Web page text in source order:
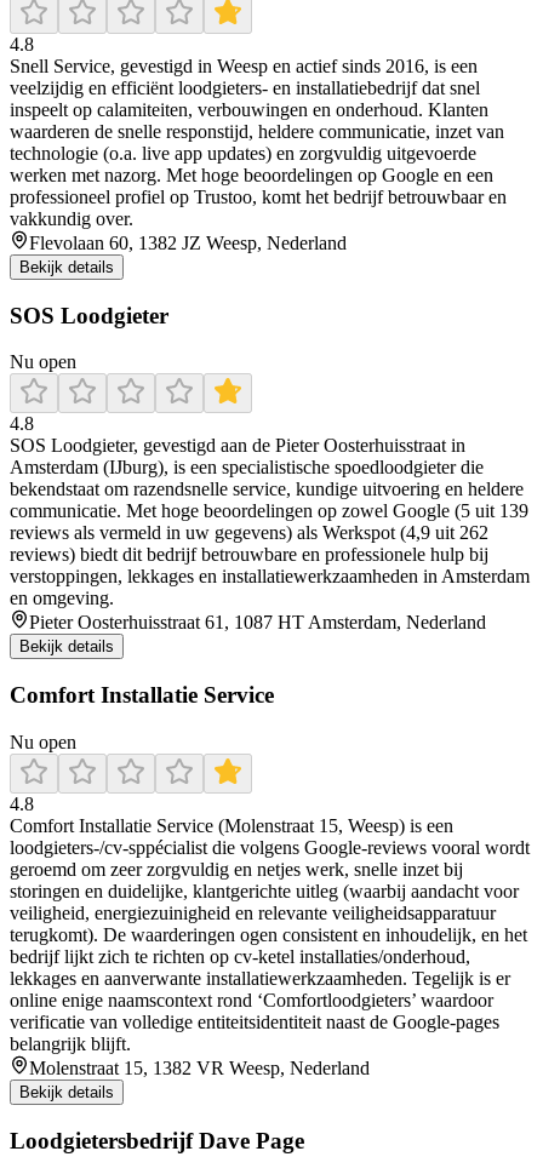
4.8
Snell Service, gevestigd in Weesp en actief sinds 2016, is een
veelzijdig en efficiënt loodgieters- en installatiebedrijf dat snel
inspeelt op calamiteiten, verbouwingen en onderhoud. Klanten
waarderen de snelle responstijd, heldere communicatie, inzet van
technologie (o.a. live app updates) en zorgvuldig uitgevoerde
werken met nazorg. Met hoge beoordelingen op Google en een
professioneel profiel op Trustoo, komt het bedrijf betrouwbaar en
vakkundig over.
Flevolaan 60, 1382 JZ Weesp, Nederland
Bekijk details
SOS Loodgieter
Nu open
4.8
SOS Loodgieter, gevestigd aan de Pieter Oosterhuisstraat in
Amsterdam (IJburg), is een specialistische spoedloodgieter die
bekendstaat om razendsnelle service, kundige uitvoering en heldere
communicatie. Met hoge beoordelingen op zowel Google (5 uit 139
reviews als vermeld in uw gegevens) als Werkspot (4,9 uit 262
reviews) biedt dit bedrijf betrouwbare en professionele hulp bij
verstoppingen, lekkages en installatiewerkzaamheden in Amsterdam
en omgeving.
Pieter Oosterhuisstraat 61, 1087 HT Amsterdam, Nederland
Bekijk details
Comfort Installatie Service
Nu open
4.8
Comfort Installatie Service (Molenstraat 15, Weesp) is een
loodgieters-/cv-sppécialist die volgens Google-reviews vooral wordt
geroemd om zeer zorgvuldig en netjes werk, snelle inzet bij
storingen en duidelijke, klantgerichte uitleg (waarbij aandacht voor
veiligheid, energiezuinigheid en relevante veiligheidsapparatuur
terugkomt). De waarderingen ogen consistent en inhoudelijk, en het
bedrijf lijkt zich te richten op cv-ketel installaties/onderhoud,
lekkages en aanverwante installatiewerkzaamheden. Tegelijk is er
online enige naamscontext rond ‘Comfortloodgieters’ waardoor
verificatie van volledige entiteitsidentiteit naast de Google-pages
belangrijk blijft.
Molenstraat 15, 1382 VR Weesp, Nederland
Bekijk details
Loodgietersbedrijf Dave Page